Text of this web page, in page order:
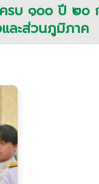
ครบ ๑๐๐ ปี ๒
ละส่วนภูมิภาค